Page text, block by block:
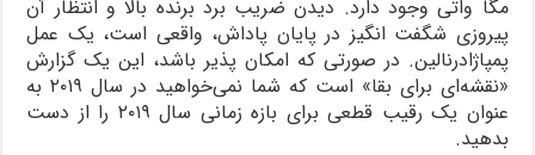
مگا واتی وجود دارد. دیدن ضریب برد برنده بالا و انتظار آن
پیروزی شگفت انگیز در پایان پاداش، واقعی است، یک عمل
پمپاژادرنالین. در صورتی که امکان پذیر باشد، این یک گزارش
«نقشه‌ای برای بقا» است که شما نمی‌خواهید در سال ۲۰۱۹ به
عنوان یک رقیب قطعی برای بازه زمانی سال ۲۰۱۹ را از دست
بدهید.